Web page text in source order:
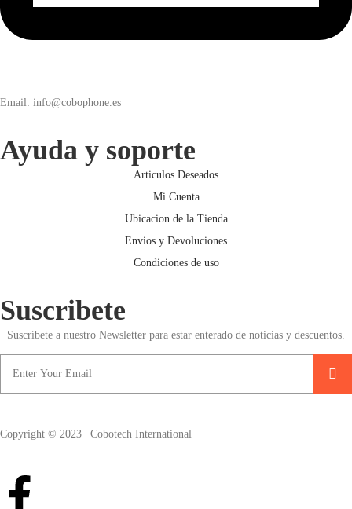
Email: info@cobophone.es
Ayuda y soporte
Articulos Deseados
Mi Cuenta
Ubicacion de la Tienda
Envios y Devoluciones
Condiciones de uso
Suscribete
Suscríbete a nuestro Newsletter para estar enterado de noticias y descuentos.
Copyright © 2023 | Cobotech International